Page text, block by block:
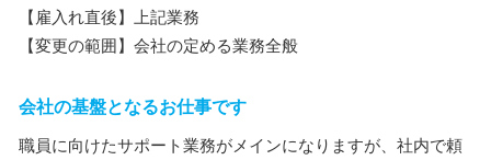
【雇入れ直後】上記業務
【変更の範囲】会社の定める業務全般
会社の基盤となるお仕事です
職員に向けたサポート業務がメインになりますが、社内で頼